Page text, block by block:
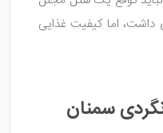
اما کیفیت غذایی
سمنان